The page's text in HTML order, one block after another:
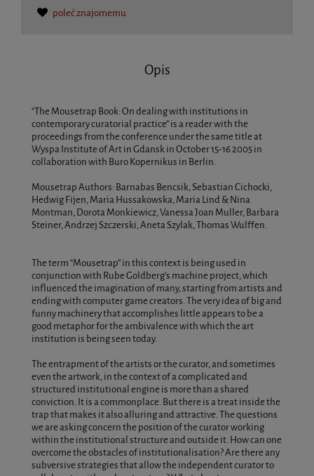
poleć znajomemu
Opis
“The Mousetrap Book: On dealing with institutions in
contemporary curatorial practice” is a reader with the
proceedings from the conference under the same title at
Wyspa Institute of Art in Gdansk in October 15-16 2005 in
collaboration with Buro Kopernikus in Berlin.
Mousetrap Authors: Barnabas Bencsik, Sebastian Cichocki,
Hedwig Fijen, Maria Hussakowska, Maria Lind & Nina
Montman, Dorota Monkiewicz, Vanessa Joan Muller, Barbara
Steiner, Andrzej Szczerski, Aneta Szylak, Thomas Wulffen.
The term “Mousetrap” in this context is being used in
conjunction with Rube Goldberg’s machine project, which
influenced the imagination of many, starting from artists and
ending with computer game creators. The very idea of big and
funny machinery that accomplishes little appears to be a
good metaphor for the ambivalence with which the art
institution is being seen today.
The entrapment of the artists or the curator, and sometimes
even the artwork, in the context of a complicated and
structured institutional engine is more than a shared
conviction. It is a commonplace. But there is a treat inside the
trap that makes it also alluring and attractive. The questions
we are asking concern the position of the curator working
within the institutional structure and outside it. How can one
overcome the obstacles of institutionalisation? Are there any
subversive strategies that allow the independent curator to